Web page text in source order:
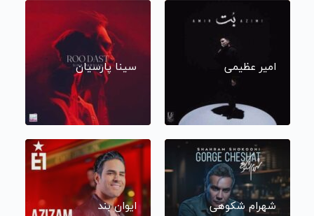
امیر عظیمی سینا پارسیان
شهرام شکوهی ایوان بند